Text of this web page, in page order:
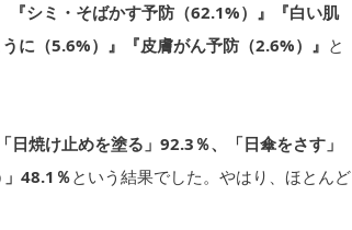
『シミ・そばかす予防（62.1%）』『白い肌
に（5.6%）』『皮膚がん予防（2.6%）』 と
「日焼け止めを塗る」92.3％、「日傘をさす」
48.1％という結果でした。やはり、ほとんど